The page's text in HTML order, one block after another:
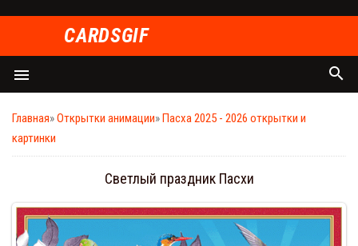
СARDSGIF
menu search
Главная»Открытки анимации»Пасха 2025 - 2026 открытки и
картинки
Светлый праздник Пасхи